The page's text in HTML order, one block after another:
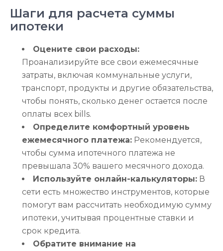
Шаги для расчета суммы
ипотеки
Оцените свои расходы:
Проанализируйте все свои ежемесячные
затраты, включая коммунальные услуги,
транспорт, продукты и другие обязательства,
чтобы понять, сколько денег остается после
оплаты всех bills.
Определите комфортный уровень
ежемесячного платежа: Рекомендуется,
чтобы сумма ипотечного платежа не
превышала 30% вашего месячного дохода.
Используйте онлайн-калькуляторы: В
сети есть множество инструментов, которые
помогут вам рассчитать необходимую сумму
ипотеки, учитывая процентные ставки и
срок кредита.
Обратите внимание на